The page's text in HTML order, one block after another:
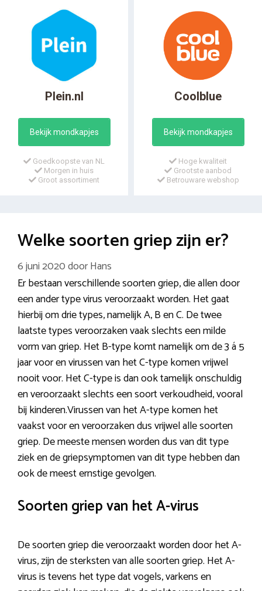
Plein.nl
Bekijk mondkapjes
Goedkoopste van NL
Morgen in huis
Groot assortiment
Coolblue
Bekijk mondkapjes
Hoge kwaliteit
Grootste aanbod
Betrouware webshop
Welke soorten griep zijn er?
6 juni 2020doorHans
Er bestaan verschillende soorten griep, die allen door
een ander type virus veroorzaakt worden. Het gaat
hierbij om drie types, namelijk A, B en C. De twee
laatste types veroorzaken vaak slechts een milde
vorm van griep. Het B-type komt namelijk om de 3 á 5
jaar voor en virussen van het C-type komen vrijwel
nooit voor. Het C-type is dan ook tamelijk onschuldig
en veroorzaakt slechts een soort verkoudheid, vooral
bij kinderen.Virussen van het A-type komen het
vaakst voor en veroorzaken dus vrijwel alle soorten
griep. De meeste mensen worden dus van dit type
ziek en de griepsymptomen van dit type hebben dan
ook de meest ernstige gevolgen.
Soorten griep van het A-virus
De soorten griep die veroorzaakt worden door het A-
virus, zijn de sterksten van alle soorten griep. Het A-
virus is tevens het type dat vogels, varkens en